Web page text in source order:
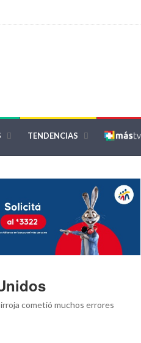
TENDENCIAS
cometió muchos errores